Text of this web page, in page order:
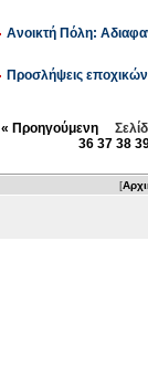
Ανοικτή Πόλη:
Προσλήψεις
« Προηγούμενη
36 37 38
[